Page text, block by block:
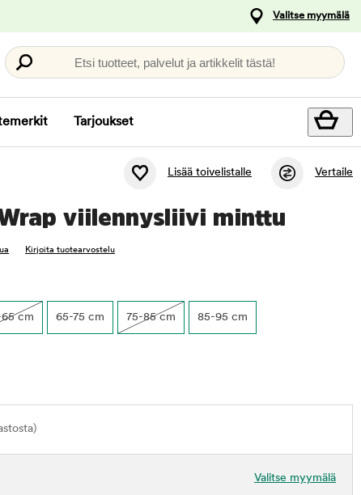
Valitse myymälä
Etsi tuotteet, palvelut ja artikkelit tästä!
Tarjoukset
Lisää toivelistalle Vertaile
viilennysliivi minttu
Kirjoita tuotearvostelu
cm 65-75 cm 75-85 cm 85-95 cm
Valitse myymälä